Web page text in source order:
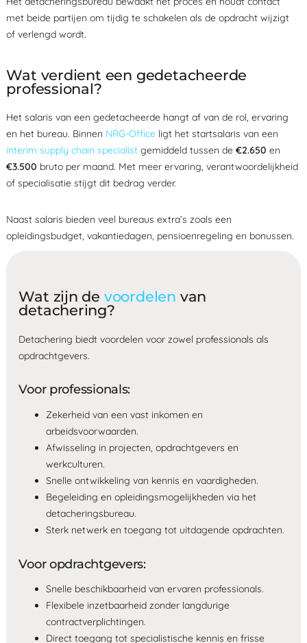
met beide partijen om tijdig te schakelen als de opdracht wijzigt
of verlengd wordt.
Wat verdient een gedetacheerde
professional?
Het salaris van een gedetacheerde hangt af van de rol, ervaring
en het bureau. Binnen NRG-Office ligt het startsalaris van een
interim supply chain specialist gemiddeld tussen de€2.650 en
€3.500 bruto per maand. Met meer ervaring, verantwoordelijkheid
of specialisatie stijgt dit bedrag verder.
Naast salaris bieden veel bureaus extra’s zoals een
opleidingsbudget, vakantiedagen, pensioenregeling en bonussen.
Wat zijn de voordelen van
detachering?
Detachering biedt voordelen voor zowel professionals als
opdrachtgevers.
Voor professionals:
Zekerheid van een vast inkomen en
arbeidsvoorwaarden.
Afwisseling in projecten, opdrachtgevers en
werkculturen.
Snelle ontwikkeling van kennis en vaardigheden.
Begeleiding en opleidingsmogelijkheden via het
detacheringsbureau.
Sterk netwerk en toegang tot uitdagende opdrachten.
Voor opdrachtgevers:
Snelle beschikbaarheid van ervaren professionals.
Flexibele inzetbaarheid zonder langdurige
contractverplichtingen.
Direct toegang tot specialistische kennis en frisse